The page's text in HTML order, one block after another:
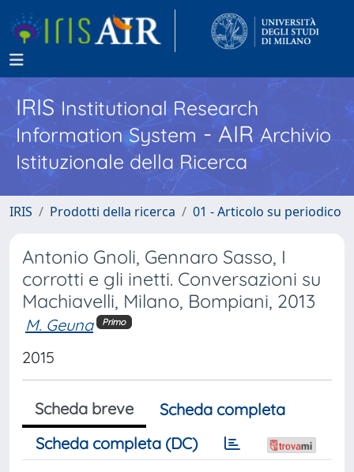
IRISInstitutional Research
Information System - AIR Archivio
Istituzionale della Ricerca
IRIS Prodotti della ricerca 01 - Articolo su periodico
Antonio Gnoli, Gennaro Sasso, I
corrotti e gli inetti. Conversazioni su
Machiavelli, Milano, Bompiani, 2013
M. Geuna Primo
2015
Scheda breve
Scheda completa
Scheda completa (DC)